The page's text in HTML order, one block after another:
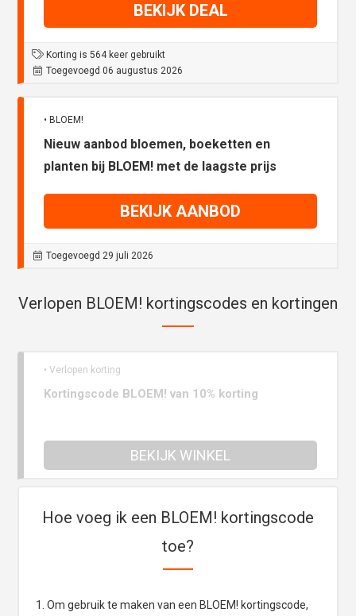
BEKIJK DEAL
Korting is 564 keer gebruikt
Toegevoegd 06 augustus 2026
• BLOEM!
Nieuw aanbod bloemen, boeketten en
planten bij BLOEM! met de laagste prijs
BEKIJK AANBOD
Toegevoegd 29 juli 2026
Verlopen BLOEM! kortingscodes en kortingen
• Verlopen korting
Kortingscode BLOEM! van 10% korting
BEKIJK WINKEL
Hoe voeg ik een BLOEM! kortingscode
toe?
Om gebruik te maken van een BLOEM! kortingscode,